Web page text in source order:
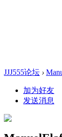
JJJ555论坛 ›
加为好友
发送消息